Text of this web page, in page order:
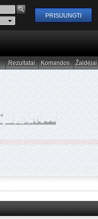
Rezultatai
Rezultatai Komandos
Komandos Žaidėjai
Žaidėjai